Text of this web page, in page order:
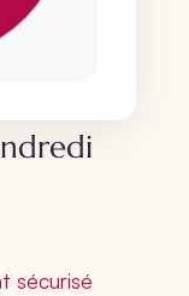
sécurisé